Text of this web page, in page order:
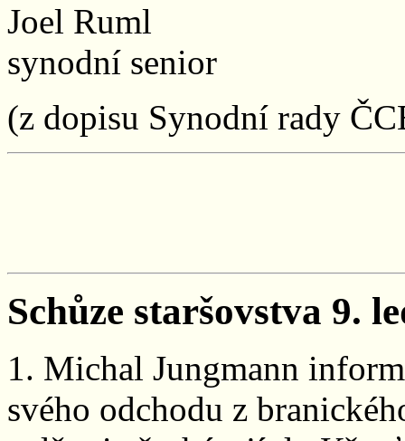
Joel Ruml
synodní senior
(z dopisu Synodní rady
Schůze staršovstva 9.
1. Michal Jungmann
svého odchodu z